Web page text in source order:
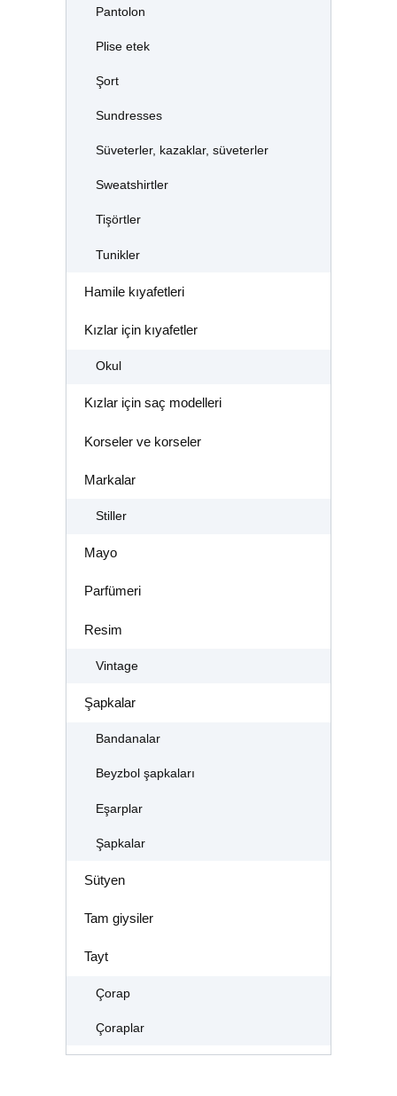
Pantolon
Plise etek
Şort
Sundresses
Süveterler, kazaklar, süveterler
Sweatshirtler
Tişörtler
Tunikler
Hamile kıyafetleri
Kızlar için kıyafetler
Okul
Kızlar için saç modelleri
Korseler ve korseler
Markalar
Stiller
Mayo
Parfümeri
Resim
Vintage
Şapkalar
Bandanalar
Beyzbol şapkaları
Eşarplar
Şapkalar
Sütyen
Tam giysiler
Tayt
Çorap
Çoraplar